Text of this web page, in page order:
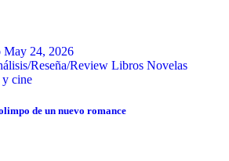
May 24, 2026
Reseña/Review Libros Novelas
y cine
de un nuevo romance